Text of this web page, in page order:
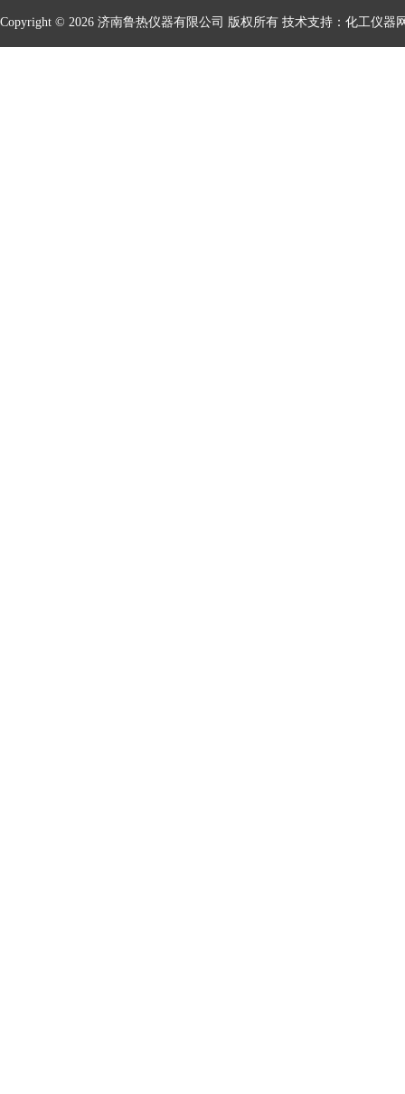
Copyright © 2026 济南鲁热仪器有限公司 版权所有 技术支持： 化工仪器